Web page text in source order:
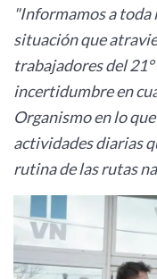
"Informamos a
situación que
trabajadores del
incertidumbre en
Organismo en lo
actividades diarias
rutina de las rutas